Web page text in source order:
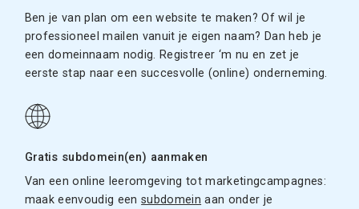
Ben je van plan om een website te maken? Of wil je
professioneel mailen vanuit je eigen naam? Dan heb je
een domeinnaam nodig. Registreer ‘m nu en zet je
eerste stap naar een succesvolle (online) onderneming.
Gratis subdomein(en) aanmaken
Van een online leeromgeving tot marketingcampagnes:
maak eenvoudig eensubdomein aan onder je